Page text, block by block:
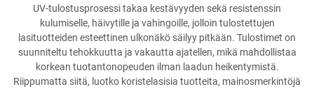
UV-tulostusprosessi takaa kestävyyden sekä resistenssin
kulumiselle, häivytille ja vahingoille, jolloin tulostettujen
lasituotteiden esteettinen ulkonäkö säilyy pitkään. Tulostimet on
suunniteltu tehokkuutta ja vakautta ajatellen, mikä mahdollistaa
korkean tuotantonopeuden ilman laadun heikentymistä.
Riippumatta siitä, luotko koristelasisia tuotteita, mainosmerkintöjä